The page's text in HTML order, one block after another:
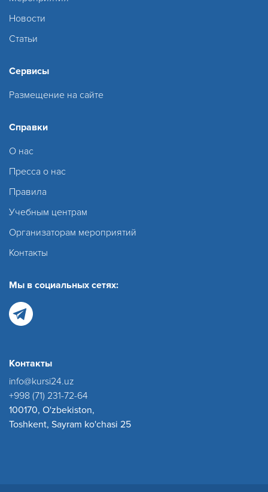
Новости
Статьи
Сервисы
Размещение на сайте
Справки
О нас
Пресса о нас
Правила
Учебным центрам
Организаторам мероприятий
Контакты
Мы в социальных сетях:
Контакты
info@kursi24.uz
+998 (71) 231-72-64
100170, O'zbekiston,
Toshkent, Sayram ko'chasi 25